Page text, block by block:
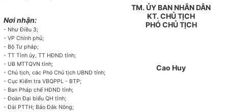
Nơi nhận:
- Như Điều 3;
- VP Chính phủ;
- Bộ Tư pháp;
- TT Tỉnh ủy, TT HĐND tỉnh;
- UB MTTQVN tỉnh;
- Chủ tịch, các Phó Chủ tịch UBND tỉnh;
- Cục Kiểm tra VBQPPL - BTP;
- Ban Pháp chế HĐND tỉnh;
- Đoàn Đại biểu QH tỉnh;
- Đài PTTH; Báo Đắk Nông;
TM. ỦY BAN NHÂN DÂN
KT. CHỦ TỊCH
PHÓCHỦ TỊCH
Cao Huy